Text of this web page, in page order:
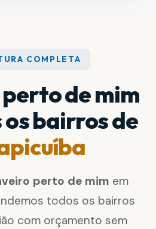
COMPLETA
de mim
bairros de
perto de mim em
todos os bairros
com orçamento sem